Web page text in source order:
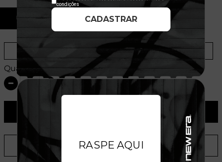
U
Provador Virtual Tabela de Medidas
Quantidade:
ADICIONAR A LISTA DE DESEJOS